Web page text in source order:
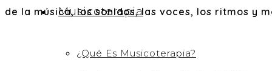
Musicoterapia
¿Qué Es Musicoterapia?
de la música, los sonidos, las voces, los ritmos y